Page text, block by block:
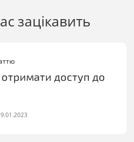
зацікавить
доступ до